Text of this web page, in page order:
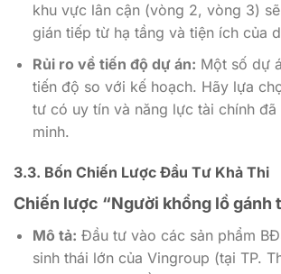
khu vực lân cận (vòng 2, vòng 3)
gián tiếp từ hạ tầng và tiện ích của
Rủi ro về tiến độ dự án: Một số dự
tiến độ so với kế hoạch. Hãy lựa
tư có uy tín và năng lực tài chính
minh.
3.3. Bốn Chiến Lược Đầu Tư Khả Thi
Chiến lược “Người khổng lồ gánh
Mô tả: Đầu tư vào các sản phẩm
sinh thái lớn của Vingroup (tại TP.